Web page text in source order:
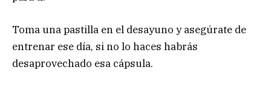
Toma una pastilla en el desayuno y asegúrate de
entrenar ese día, si no lo haces habrás
desaprovechado esa cápsula.